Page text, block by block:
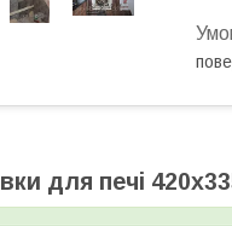
для печі